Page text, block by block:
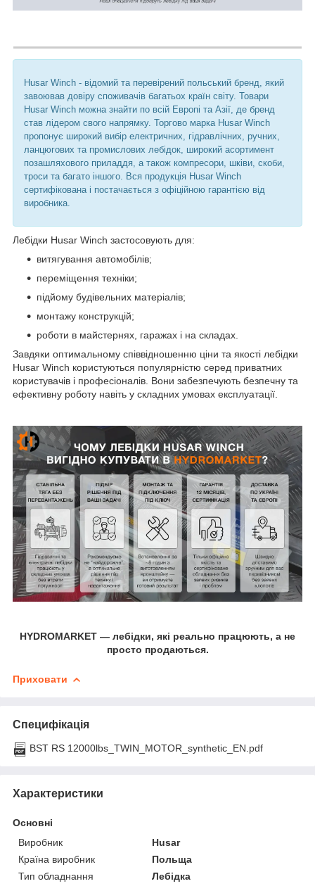
Husar Winch - відомий та перевірений польський бренд, який
завоював довіру споживачів багатьох країн світу. Товари
Husar Winch можна знайти по всій Европі та Азії, де бренд
став лідером свого напрямку. Торгово марка Husar Winch
пропонує широкий вибір електричних, гідравлічних, ручних,
ланцюгових та промислових лебідок, широкий асортимент
позашляхового приладдя, а також компресори, шківи, скоби,
троси та багато іншого. Вся продукція Husar Winch
сертифікована і постачається з офіційною гарантією від
виробника.
Лебідки Husar Winch застосовують для:
витягування автомобілів;
переміщення техніки;
підйому будівельних матеріалів;
монтажу конструкцій;
роботи в майстернях, гаражах і на складах.
Завдяки оптимальному співвідношенню ціни та якості лебідки
Husar Winch користуються популярністю серед приватних
користувачів і професіоналів. Вони забезпечують безпечну та
ефективну роботу навіть у складних умовах експлуатації.
HYDROMARKET — лебідки, які реально працюють, а не
просто продаються.
Приховати
Специфікація
BST RS 12000lbs_TWIN_MOTOR_synthetic_EN.pdf
Характеристики
Основні
Виробник
Husar
Країна виробник
Польща
Тип обладнання
Лебідка